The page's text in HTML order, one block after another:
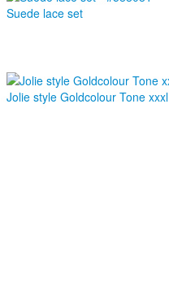
Suede lace set
Jolie style Goldcolour Tone xxxl